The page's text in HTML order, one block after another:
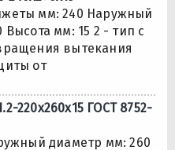
мм: 240 Наружный
мм: 15 2 - тип с
вытекания
от
220х260х15 ГОСТ 8752-
диаметр мм: 260